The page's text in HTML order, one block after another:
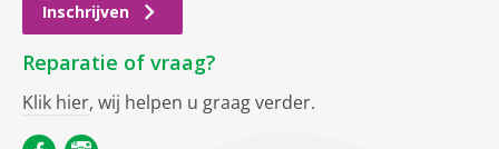
Inschrijven
Reparatie of vraag?
Klik hier, wij helpen u graag verder.